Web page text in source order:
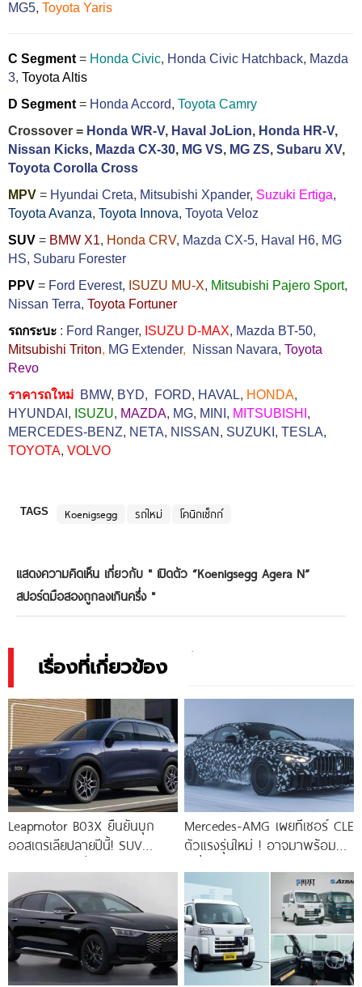
MG5, Toyota Yaris
C Segment = Honda Civic, Honda Civic Hatchback, Mazda
3, Toyota Altis
D Segment = Honda Accord, Toyota Camry
Crossover = Honda WR-V, Haval JoLion, Honda HR-V,
Nissan Kicks, Mazda CX-30, MG VS, MG ZS, Subaru XV,
Toyota Corolla Cross
MPV = Hyundai Creta, Mitsubishi Xpander, Suzuki Ertiga,
Toyota Avanza, Toyota Innova, Toyota Veloz
SUV = BMW X1, Honda CRV, Mazda CX-5, Haval H6, MG
HS, Subaru Forester
PPV = Ford Everest, ISUZU MU-X, Mitsubishi Pajero Sport,
Nissan Terra, Toyota Fortuner
รถกระบะ : Ford Ranger, ISUZU D-MAX, Mazda BT-50,
Mitsubishi Triton, MG Extender, Nissan Navara, Toyota
Revo
ราคารถใหม่ BMW, BYD, FORD, HAVAL, HONDA,
HYUNDAI , ISUZU, MAZDA, MG, MINI , MITSUBISHI ,
MERCEDES-BENZ, NETA, NISSAN , SUZUKI , TESLA,
TOYOTA, VOLVO
TAGS Koenigsegg รถใหม่ โคนิกเซ็กก์
แสดงความคิดเห็น เกี่ยวกับ " เปิดตัว “Koenigsegg Agera N”
สปอร์ตมือสองถูกลงเกินครึ่ง"
เรื่องที่เกี่ยวข้อง
Leapmotor B03X ยืนยันบุก
ออสเตรเลียปลายปีนี้! SUV
Mercedes-AMG เผยทีเซอร์ CLE
ตัวแรงรุ่นใหม่ ! อาจมาพร้อม